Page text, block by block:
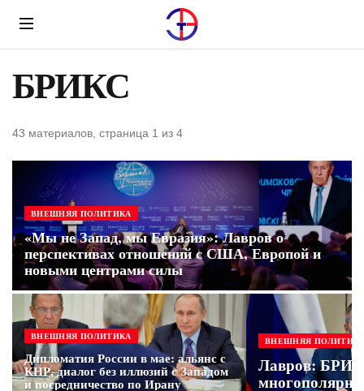
Menu
БРИКС
43 материалов, страница 1 из 4
ВНЕШНЯЯ ПОЛИТИКА
«Мы не Запад, мы Евразия»: Лавров о
перспективах отношений с США, Европой и
новыми центрами силы
ВНЕШНЯЯ ПОЛИТИКА
Дипломатия России в мае: альянс с
КНР, диалог без иллюзий с Западом
и посредничество по Ирану
ВНЕШНЯЯ
Лавров: